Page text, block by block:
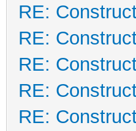
RE:
RE:
RE:
RE:
RE: